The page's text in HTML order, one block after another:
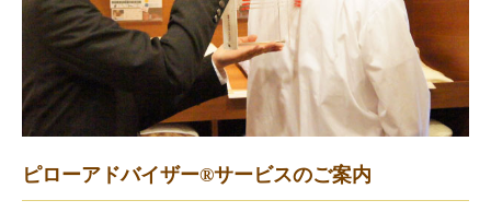
ピローアドバイザー®サービスのご案内